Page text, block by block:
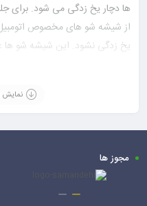
ها دچار یخ زدگی می شود. برای
از شیشه شو های مخصوص اتومبیل
یخ زدگی نشود. این شیشه شو ها
مخزن شیشه شور خودرو را نمایش
مجوز ها